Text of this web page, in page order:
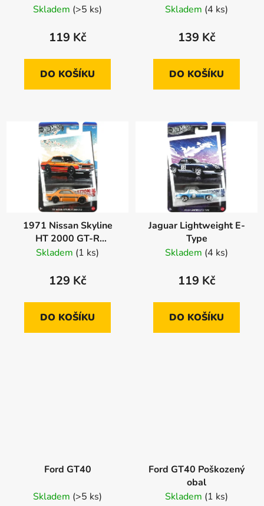
Skladem (>5 ks)
119 Kč
DO KOŠÍKU
Skladem (4 ks)
139 Kč
DO KOŠÍKU
1971 Nissan Skyline
HT 2000 GT-R
Poškozený obal
Skladem (1 ks)
129 Kč
DO KOŠÍKU
Jaguar Lightweight E-
Type
Skladem (4 ks)
119 Kč
DO KOŠÍKU
Ford GT40
Skladem (>5 ks)
Ford GT40 Poškozený
obal
Skladem (1 ks)